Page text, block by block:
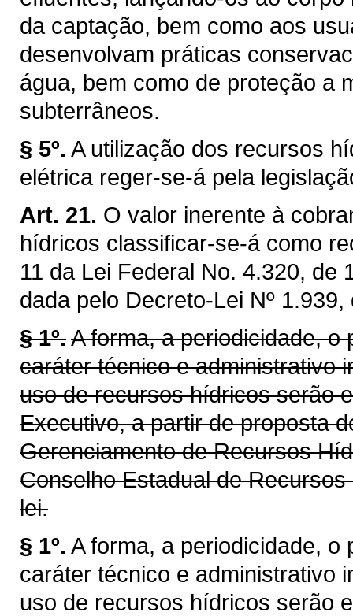
da captação, bem como aos
desenvolvam práticas
água, bem como de proteção a
subterrâneos.
§ 5º. A utilização dos recursos
elétrica reger-se-á pela
Art. 21. O valor inerente à
hídricos classificar-se-á como
11 da Lei Federal No. 4.320, de
dada pelo Decreto-Lei Nº
§ 1º.A forma, a periodicidade,
caráter técnico e administrativo
uso de recursos hídricos serão
Executivo, a partir de proposta
Gerenciamento de Recursos
Conselho Estadual de
lei.
§ 1º. A forma, a periodicidade,
caráter técnico e administrativo
uso de recursos hídricos serão